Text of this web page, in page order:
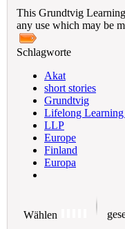
This Grundtvig
any use which may be
Schlagworte
Akat
short stories
Grundtvig
Lifelong Learning
LLP
Europe
Finland
Europa
Wählen